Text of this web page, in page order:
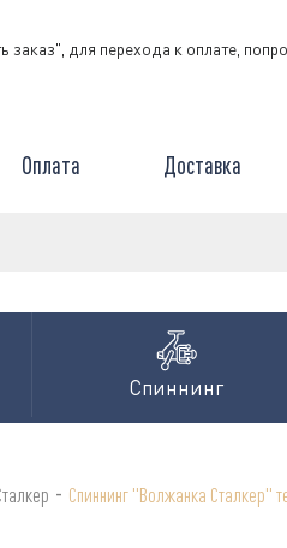
для перехода к оплате,
Оплата Доставка
Спиннинг
- Спиннинг "Волжанка Сталкер"